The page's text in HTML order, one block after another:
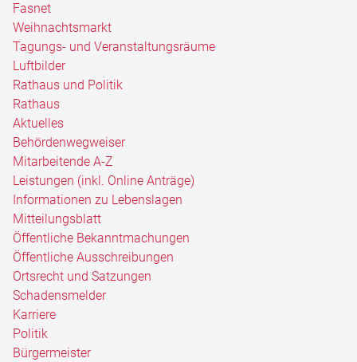
Fasnet
Weihnachtsmarkt
Tagungs- und Veranstaltungsräume
Luftbilder
Rathaus und Politik
Rathaus
Aktuelles
Behördenwegweiser
Mitarbeitende A-Z
Leistungen (inkl. Online Anträge)
Informationen zu Lebenslagen
Mitteilungsblatt
Öffentliche Bekanntmachungen
Öffentliche Ausschreibungen
Ortsrecht und Satzungen
Schadensmelder
Karriere
Politik
Bürgermeister